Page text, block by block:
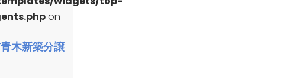
on
木新築分譲